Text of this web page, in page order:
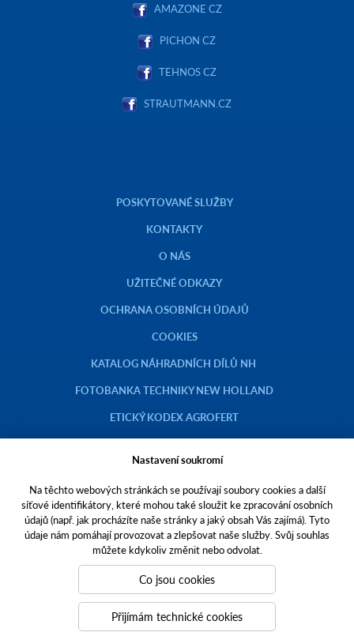
AMAZONE CZ
PICHON CZ
TEHNOS CZ
STRAUTMANN.CZ
POSKYTOVANÉ SLUŽBY
KONTAKTY
O NÁS
UŽITEČNÉ ODKAZY
OCHRANA OSOBNÍCH ÚDAJŮ
COOKIES
KATALOG NÁHRADNÍCH DÍLŮ NH
FOTOBANKA TECHNIKY NEW HOLLAND
ETICKÝ KODEX AGROFERT
Copyright © 2023 AGROTEC a.s.
Toto jsou internetové stránky společnosti AGROTEC a. s., se sídlem v
Hustopečích, Brněnská 74, PSČ 69301, IČO 00544957,
zapsané v OR vedeném Krajským soudem v Brně, oddíl B, vložka 138.
Společnost AGROTEC a.s. je členem koncernu AGROFERT řízeného
společností AGROFERT, a.s.,
IČO 26185610, se sídlem na adrese Pyšelská 2327/2, Chodov, 149 00
Praha 4.
Nastavení soukromí
Na těchto webových stránkách se používají soubory cookies a další
síťové identifikátory, které mohou také sloužit ke zpracování osobních
údajů (např. jak procházíte naše stránky a jaký obsah Vás zajímá). Tyto
údaje nám pomáhají provozovat a zlepšovat naše služby. Svůj souhlas
můžete kdykoliv změnit nebo odvolat.
Co jsou cookies
Přijímám technické cookies